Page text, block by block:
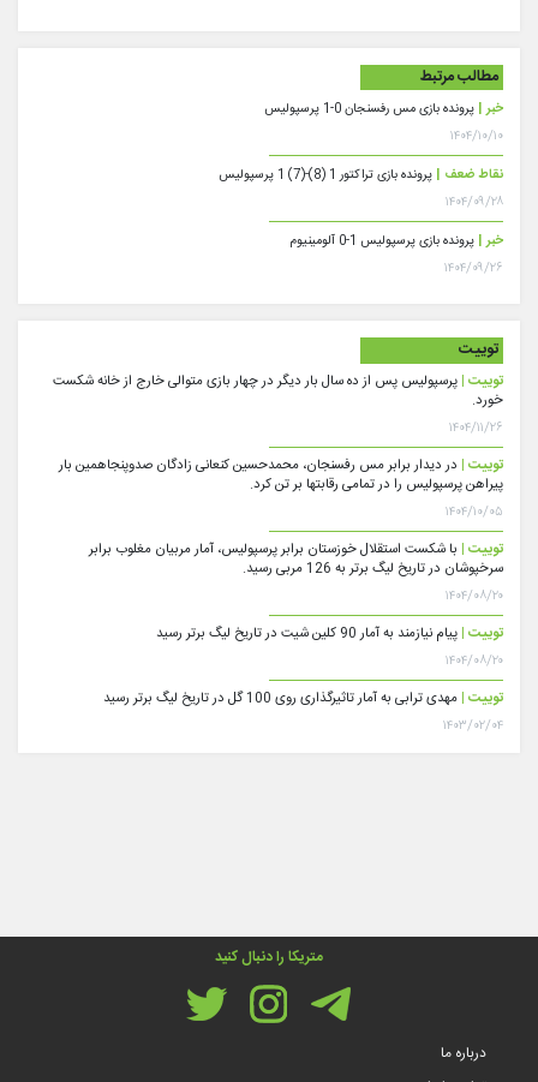
مطالب مرتبط
خبر | پرونده بازی مس رفسنجان 0-1 پرسپولیس
۱۴۰۴/۱۰/۱۰
نقاط ضعف | پرونده بازی تراکتور 1 (8)-(7) 1 پرسپولیس
۱۴۰۴/۰۹/۲۸
خبر | پرونده بازی پرسپولیس 1-0 آلومینیوم
۱۴۰۴/۰۹/۲۶
توییت
توییت | پرسپولیس پس از ده سال بار دیگر در چهار بازی متوالی خارج از خانه شکست
خورد.
۱۴۰۴/۱۱/۲۶
توییت | در دیدار برابر مس رفسنجان، محمدحسین کنعانی زادگان صدوپنجاهمین بار
پیراهن پرسپولیس را در تمامی رقابتها بر تن کرد.
۱۴۰۴/۱۰/۰۵
توییت | با شکست استقلال خوزستان برابر پرسپولیس، آمار مربیان مغلوب برابر
سرخپوشان در تاریخ لیگ برتر به 126 مربی رسید.
۱۴۰۴/۰۸/۲۰
توییت | پیام نیازمند به آمار 90 کلین شیت در تاریخ لیگ برتر رسید
۱۴۰۴/۰۸/۲۰
توییت | مهدی ترابی به آمار تاثیرگذاری روی 100 گل در تاریخ لیگ برتر رسید
۱۴۰۳/۰۲/۰۴
متریکا را دنبال کنید
درباره ما